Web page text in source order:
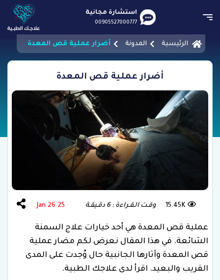
استشارة مجانية
00905527000777
الرئيسية المدونة أضرار عملية قص المعدة
أضرار عملية قص المعدة
15.45K وقـت الـقـراءة : 6 دقـيقـة 25 Jan 26
عملية قص المعدة هي أحد خيارات علاج السمنة
الشائعة. في هذا المقال نعرض لكم مضار عملية
قص المعدة وآثارها الجانبية حال وُجدت على المدى
القريب والبعيد. اقرأ لدى علاجك الطبية.